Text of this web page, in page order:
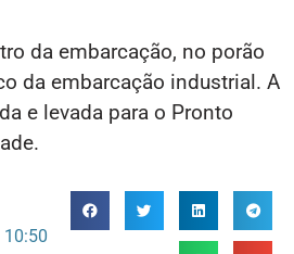
da embarcação, no porão
da embarcação industrial. A
e levada para o Pronto
10:50